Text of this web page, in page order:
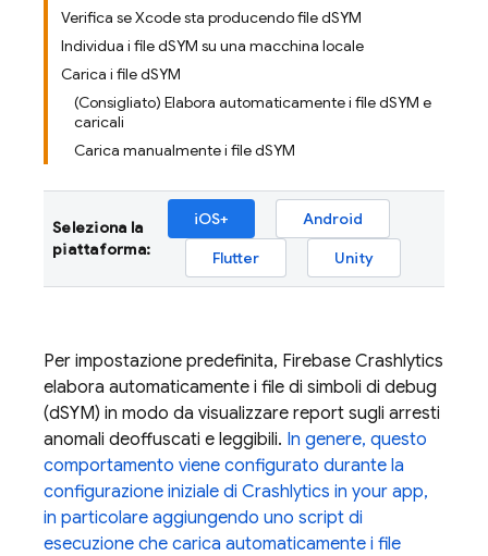
Verifica se Xcode sta producendo file dSYM
Individua i file dSYM su una macchina locale
Carica i file dSYM
(Consigliato) Elabora automaticamente i file dSYM e
caricali
Carica manualmente i file dSYM
Seleziona la
piattaforma:
iOS+
Android
Flutter
Unity
Per impostazione predefinita, Firebase Crashlytics
elabora automaticamente i file di simboli di debug
(dSYM) in modo da visualizzare report sugli arresti
anomali deoffuscati e leggibili. In genere, questo
comportamento viene configurato durante la
configurazione iniziale di Crashlytics in your app,
in particolare aggiungendo uno script di
esecuzione che carica automaticamente i file